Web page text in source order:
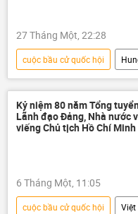
27 Tháng Một, 22:28
cuộc bầu cử quốc hội
Ukraina
Kiev
thông tin
Thế giới
Diễn đàn Kinh tế thế giới
Kỷ niệm 80 năm Tổng
Lãnh đạo Đảng, Nhà nước
viếng Chủ tịch Hồ Chí Minh
6 Tháng Một, 11:05
cuộc bầu cử quốc hội
Việt